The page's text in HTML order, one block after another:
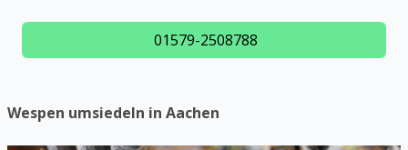
01579-2508788
Wespen umsiedeln in Aachen